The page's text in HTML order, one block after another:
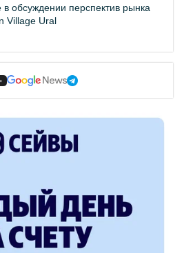
обсуждении перспектив рынка
Village Ural